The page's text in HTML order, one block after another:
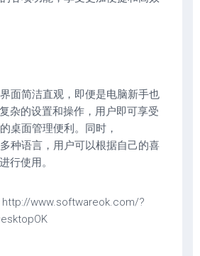
面简洁直观，即便是电脑新手也
杂的设置和操作，用户即可享受
桌面管理便利。同时，
种语言，用户可以根据自己的喜
行使用。
http://www.softwareok.com/?